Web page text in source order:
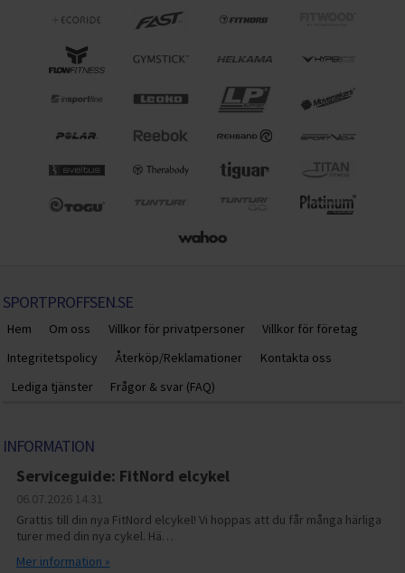
SPORTPROFFSEN.SE
Hem Om oss Villkor för privatpersoner
Villkor för företag
Integritetspolicy
Återköp/Reklamationer
Kontakta oss
Lediga tjänster
Frågor & svar (FAQ)
INFORMATION
Serviceguide: FitNord elcykel
06.07.2026 14.31
Grattis till din nya FitNord elcykel! Vi hoppas att du får många härliga
turer med din nya cykel. Hä…
Mer information »